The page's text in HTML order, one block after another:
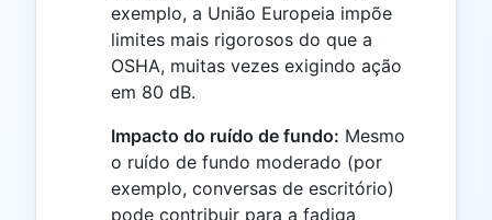
exemplo, a União Europeia impõe
limites mais rigorosos do que a
OSHA, muitas vezes exigindo ação
em 80 dB.
Impacto do ruído de fundo: Mesmo
o ruído de fundo moderado (por
exemplo, conversas de escritório)
pode contribuir para a fadiga